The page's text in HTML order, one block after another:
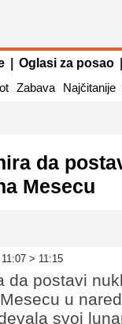
Oglasi za posao
Zabava Najčitanije
da
Mesecu
11:07 > 11:15
da postavi
u
svoj